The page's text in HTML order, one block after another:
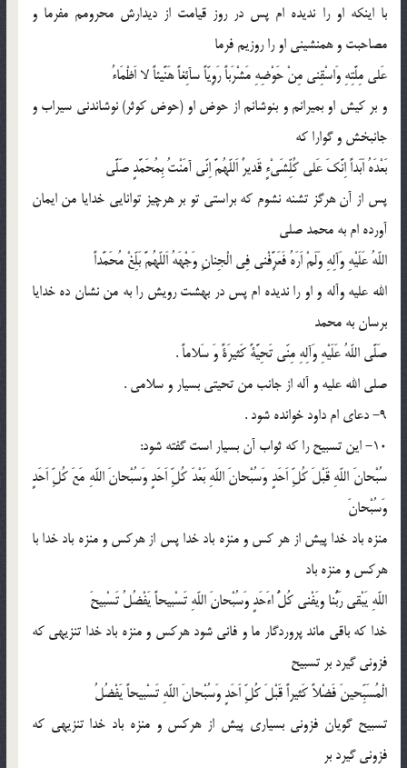
با اینكه او را ندیده ام پس در روز قیامت از دیدارش محرومم مفرما و
مصاحبت و همنشینى او را روزیم فرما
عَلى مِلَّتِهِ وَاسْقِنى مِنْ حَوْضِهِ مَشْرَباً رَوِیّاً سآئِغاً هَنَّیئاً لا اَظْمَاءُ
و بر كیش او بمیرانم و بنوشانم از حوض او (حوض كوثر) نوشاندنى سیراب و
جانبخش و گوارا كه
بَعْدَهُ اَبَداً اِنَّكَ عَلى كُلِّشَىْءٍ قَدیرٌ اَللّهُمَّ اِنّى آمَنْتُ بِمُحَمَّدٍ صَلَّى
پس از آن هرگز تشنه نشوم كه براستى تو بر هرچیز توانایى خدایا من ایمان
آورده ام به محمد صلى
اللّهُ عَلَیْهِ وَآلِهِ وَلَمْ اَرَهُ فَعَرَِّفْنى فِى الْجِنانِ وَجْهَهُ اَللّهُمَّ بَلِّغْ مُحَمَّداً
الله علیه وآله و او را ندیده ام پس در بهشت رویش را به من نشان ده خدایا
برسان به محمد
صَلَّى اللّهُ عَلَیْهِ وَآلِهِ مِنّى تَحِیَّةً كَثیرَةً وَ سَلاماً .
صلى الله علیه و آله از جانب من تحیتى بسیار و سلامى .
9- دعای ام داود خوانده شود .
10- این تسبیح را كه ثواب آن بسیار است گفته شود:
سُبْحانَ اللّهِ قَبْلَ كُلِّ اَحَدٍ وَسُبْحانَ اللّهِ بَعْدَ كُلِّ اَحَدٍ وَسُبْحانَ اللّهِ مَعَ كُلِّ اَحَدٍ
وَسُبْحانَ
منزه باد خدا پیش از هر كس و منزه باد خدا پس از هركس و منزه باد خدا با
هركس و منزه باد
اللّهِ یَبْقى رَبُّنا ویَفْنى كُلُّ اءَحَدٍ وَسُبْحانَ اللّهِ تَسْبیحاً یَفْضُلُ تَسْبیحَ
خدا كه باقى ماند پروردگار ما و فانى شود هركس و منزه باد خدا تنزیهى كه
فزونى گیرد بر تسبیح
الْمُسَبِّحینَ فَضْلاً كَثیراً قَبْلَ كُلِّ اَحَدٍ وَسُبْحانَ اللّهِ تَسْبیحاً یَفْضُلُ
تسبیح گویان فزونى بسیارى پیش از هركس و منزه باد خدا تنزیهى كه
فزونى گیرد بر